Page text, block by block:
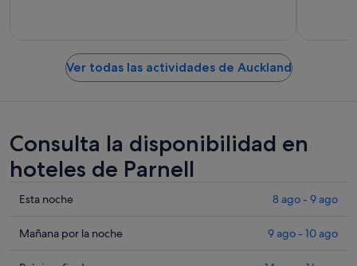
Ver todas las actividades de Auckland
Consulta la disponibilidad en
hoteles de Parnell
Comprueba
precios
Esta noche 8 ago - 9 ago
Comprueba
Mañana por la noche 9 ago - 10 ago